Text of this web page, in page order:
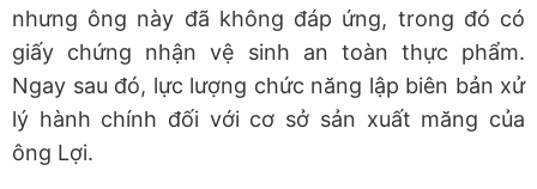
nhưng ông này đã không đáp ứng, trong đó có
giấy chứng nhận vệ sinh an toàn thực phẩm.
Ngay sau đó, lực lượng chức năng lập biên bản xử
lý hành chính đối với cơ sở sản xuất măng của
ông Lợi.